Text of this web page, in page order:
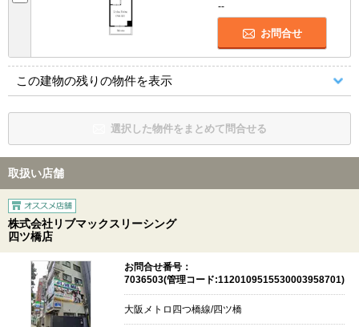
--
お問合せ
この建物の残りの物件を表示
選択した物件をまとめて問合せる
取扱い店舗
株式会社リブマックスリーシング
四ツ橋店
お問合せ番号：
7036503(管理コード:1120109515530003958701)
大阪メトロ四つ橋線/四ツ橋